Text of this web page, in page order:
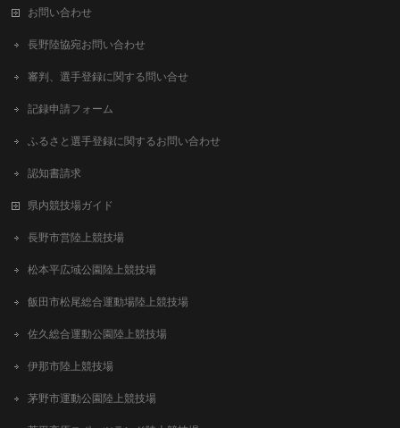
お問い合わせ
長野陸協宛お問い合わせ
審判、選手登録に関する問い合せ
記録申請フォーム
ふるさと選手登録に関するお問い合わせ
認知書請求
県内競技場ガイド
長野市営陸上競技場
松本平広域公園陸上競技場
飯田市松尾総合運動場陸上競技場
佐久総合運動公園陸上競技場
伊那市陸上競技場
茅野市運動公園陸上競技場